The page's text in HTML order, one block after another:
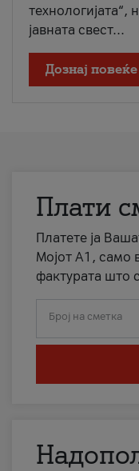
технологијата“,
јавната свест...
Дознај повеќе
Плати
Платете ја
Мојот А1, само
фактурата што
Број на сметка